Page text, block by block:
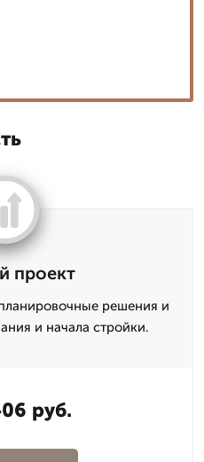
проект
решения и
и начала стройки.
руб.